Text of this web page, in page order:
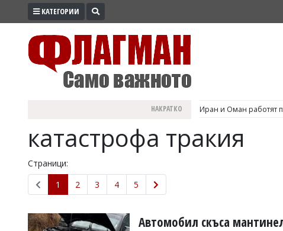
ПРОМО
ЗДРАВЕ
ПОЛИТИКА
ОБЩИНИ
ОБЩЕСТВО
ЛАЙФСТАЙЛ
КАТЕГОРИИ
НАКРАТКО Иран и Оман работят
катастрофа тракия
Страници:
1
2 3 4 5
Автомобил скъса